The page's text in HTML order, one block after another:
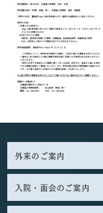
外来のご案内
入院・面会のご案内